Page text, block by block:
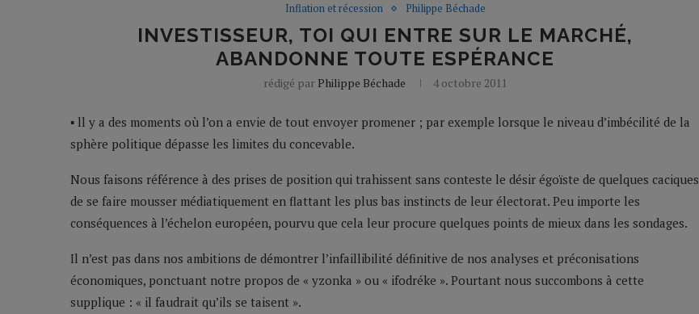
Inflation et récession Philippe Béchade
INVESTISSEUR, TOI QUI ENTRE SUR LE MARCHÉ,
ABANDONNE TOUTE ESPÉRANCE
rédigé par Philippe Béchade 4 octobre 2011
▪ ll y a des moments où l’on a envie de tout envoyer promener ; par exemple lorsque le niveau d’imbécilité de la
sphère politique dépasse les limites du concevable.
Nous faisons référence à des prises de position qui trahissent sans conteste le désir égoïste de quelques caciques
de se faire mousser médiatiquement en flattant les plus bas instincts de leur électorat. Peu importe les
conséquences à l’échelon européen, pourvu que cela leur procure quelques points de mieux dans les sondages.
Il n’est pas dans nos ambitions de démontrer l’infaillibilité définitive de nos analyses et préconisations
économiques, ponctuant notre propos de « yzonka » ou « ifodréke ». Pourtant nous succombons à cette
supplique : « il faudrait qu’ils se taisent ».